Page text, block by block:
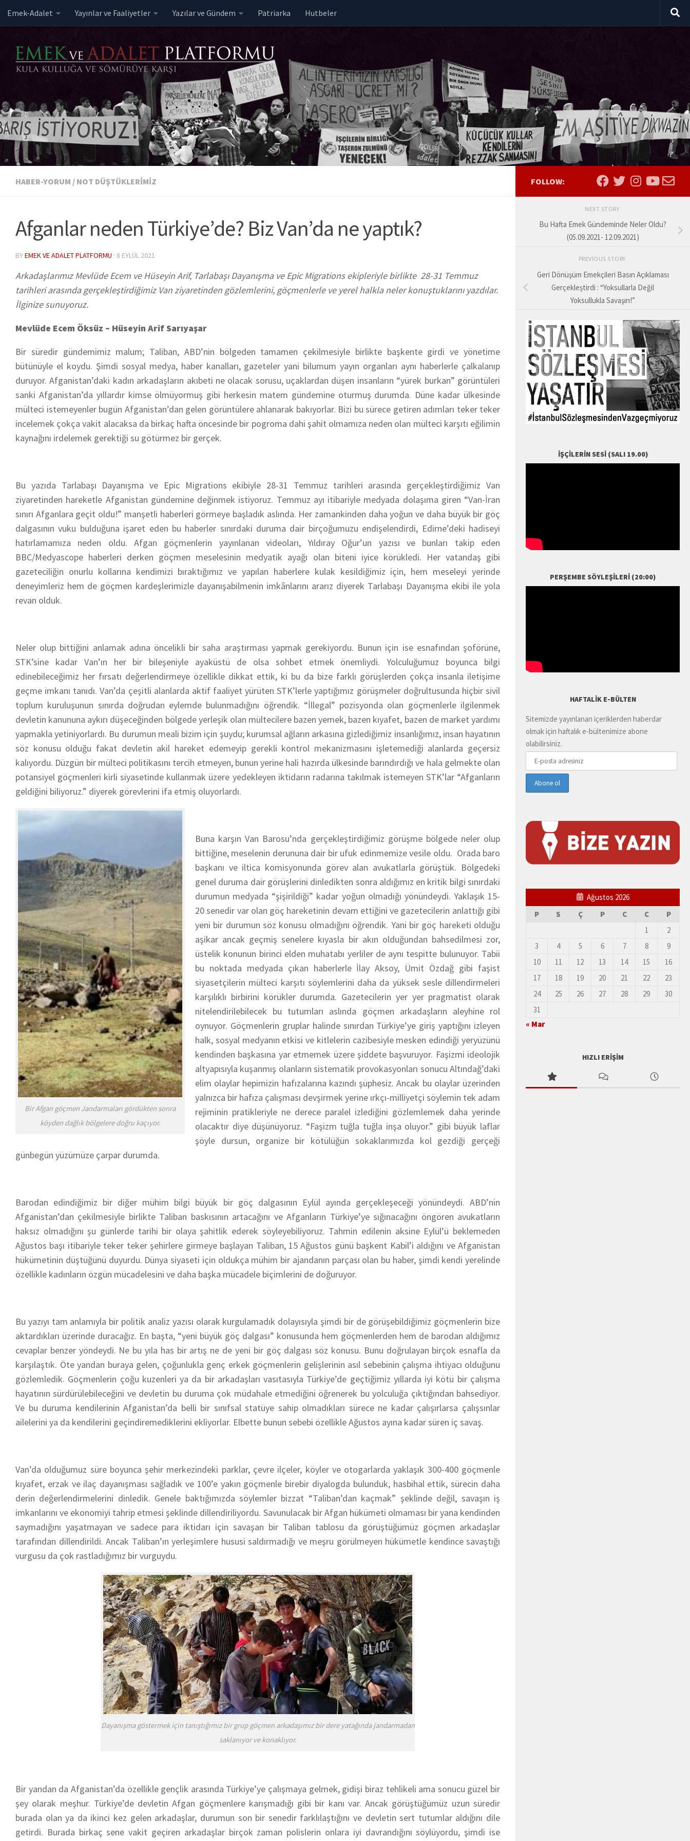
Skip to content
Emek-Adalet Yayınlar ve Faaliyetler Yazılar ve Gündem Patriarka Hutbeler
HABER-YORUM / NOT DÜŞTÜKLERIMIZ
Afganlar neden Türkiye’de? Biz Van’da ne yaptık?
BYEMEK VE ADALET PLATFORMU · 8 EYLÜL 2021
Arkadaşlarımız Mevlüde Ecem ve Hüseyin Arif, Tarlabaşı Dayanışma ve Epic Migrations ekipleriyle birlikte 28-31 Temmuz
tarihleri arasında gerçekleştirdiğimiz Van ziyaretinden gözlemlerini, göçmenlerle ve yerel halkla neler konuştuklarını yazdılar.
İlginize sunuyoruz.
Mevlüde Ecem Öksüz – Hüseyin Arif Sarıyaşar
Bir süredir gündemimiz malum; Taliban, ABD’nin bölgeden tamamen çekilmesiyle birlikte başkente girdi ve yönetime
bütünüyle el koydu. Şimdi sosyal medya, haber kanalları, gazeteler yani bilumum yayın organları aynı haberlerle çalkalanıp
duruyor. Afganistan’daki kadın arkadaşların akıbeti ne olacak sorusu, uçaklardan düşen insanların “yürek burkan” görüntüleri
sanki Afganistan’da yıllardır kimse ölmüyormuş gibi herkesin matem gündemine oturmuş durumda. Düne kadar ülkesinde
mülteci istemeyenler bugün Afganistan’dan gelen görüntülere ahlanarak bakıyorlar. Bizi bu sürece getiren adımları teker teker
incelemek çokça vakit alacaksa da birkaç hafta öncesinde bir pogroma dahi şahit olmamıza neden olan mülteci karşıtı eğilimin
kaynağını irdelemek gerektiği su götürmez bir gerçek.
Bu yazıda Tarlabaşı Dayanışma ve Epic Migrations ekibiyle 28-31 Temmuz tarihleri arasında gerçekleştirdiğimiz Van
ziyaretinden hareketle Afganistan gündemine değinmek istiyoruz. Temmuz ayı itibariyle medyada dolaşıma giren “Van-İran
sınırı Afganlara geçit oldu!” manşetli haberleri görmeye başladık aslında. Her zamankinden daha yoğun ve daha büyük bir göç
dalgasının vuku bulduğuna işaret eden bu haberler sınırdaki duruma dair birçoğumuzu endişelendirdi, Edirne’deki hadiseyi
hatırlamamıza neden oldu. Afgan göçmenlerin yayınlanan videoları, Yıldıray Oğur’un yazısı ve bunları takip eden
BBC/Medyascope haberleri derken göçmen meselesinin medyatik ayağı olan biteni iyice körükledi. Her vatandaş gibi
gazeteciliğin onurlu kollarına kendimizi bıraktığımız ve yapılan haberlere kulak kesildiğimiz için, hem meseleyi yerinde
deneyimleriz hem de göçmen kardeşlerimizle dayanışabilmenin imkânlarını ararız diyerek Tarlabaşı Dayanışma ekibi ile yola
revan olduk.
Neler olup bittiğini anlamak adına öncelikli bir saha araştırması yapmak gerekiyordu. Bunun için ise esnafından şoförüne,
STK’sine kadar Van’ın her bir bileşeniyle ayaküstü de olsa sohbet etmek önemliydi. Yolculuğumuz boyunca bilgi
edinebileceğimiz her fırsatı değerlendirmeye özellikle dikkat ettik, ki bu da bize farklı görüşlerden çokça insanla iletişime
geçme imkanı tanıdı. Van’da çeşitli alanlarda aktif faaliyet yürüten STK’lerle yaptığımız görüşmeler doğrultusunda hiçbir sivil
toplum kuruluşunun sınırda doğrudan eylemde bulunmadığını öğrendik. “İllegal” pozisyonda olan göçmenlerle ilgilenmek
devletin kanununa aykırı düşeceğinden bölgede yerleşik olan mültecilere bazen yemek, bazen kıyafet, bazen de market yardımı
yapmakla yetiniyorlardı. Bu durumun meali bizim için şuydu; kurumsal ağların arkasına gizlediğimiz insanlığımız, insan hayatının
söz konusu olduğu fakat devletin akil hareket edemeyip gerekli kontrol mekanizmasını işletemediği alanlarda geçersiz
kalıyordu. Düzgün bir mülteci politikasını tercih etmeyen, bunun yerine hali hazırda ülkesinde barındırdığı ve hala gelmekte olan
potansiyel göçmenleri kirli siyasetinde kullanmak üzere yedekleyen iktidarın radarına takılmak istemeyen STK’lar “Afganların
geldiğini biliyoruz.” diyerek görevlerini ifa etmiş oluyorlardı.
Bir Afgan göçmen Jandarmaları gördükten sonra
köyden dağlık bölgelere doğru kaçıyor.
Buna karşın Van Barosu’nda gerçekleştirdiğimiz görüşme bölgede neler olup
bittiğine, meselenin derununa dair bir ufuk edinmemize vesile oldu. Orada baro
başkanı ve iltica komisyonunda görev alan avukatlarla görüştük. Bölgedeki
genel duruma dair görüşlerini dinledikten sonra aldığımız en kritik bilgi sınırdaki
durumun medyada “şişirildiği” kadar yoğun olmadığı yönündeydi. Yaklaşık 15-
20 senedir var olan göç hareketinin devam ettiğini ve gazetecilerin anlattığı gibi
yeni bir durumun söz konusu olmadığını öğrendik. Yani bir göç hareketi olduğu
aşikar ancak geçmiş senelere kıyasla bir akın olduğundan bahsedilmesi zor,
üstelik konunun birinci elden muhatabı yerliler de aynı tespitte bulunuyor. Tabii
bu noktada medyada çıkan haberlerle İlay Aksoy, Ümit Özdağ gibi faşist
siyasetçilerin mülteci karşıtı söylemlerini daha da yüksek sesle dillendirmeleri
karşılıklı birbirini körükler durumda. Gazetecilerin yer yer pragmatist olarak
nitelendirilebilecek bu tutumları aslında göçmen arkadaşların aleyhine rol
oynuyor. Göçmenlerin gruplar halinde sınırdan Türkiye’ye giriş yaptığını izleyen
halk, sosyal medyanın etkisi ve kitlelerin cazibesiyle mesken edindiği yeryüzünü
kendinden başkasına yar etmemek üzere şiddete başvuruyor. Faşizmi ideolojik
altyapısıyla kuşanmış olanların sistematik provokasyonları sonucu Altındağ’daki
elim olaylar hepimizin hafızalarına kazındı şüphesiz. Ancak bu olaylar üzerinden
yalnızca bir hafıza çalışması devşirmek yerine ırkçı-milliyetçi söylemin tek adam
rejiminin pratikleriyle ne derece paralel izlediğini gözlemlemek daha yerinde
olacaktır diye düşünüyoruz. “Faşizm tuğla tuğla inşa oluyor.” gibi büyük laflar
şöyle dursun, organize bir kötülüğün sokaklarımızda kol gezdiği gerçeği
günbegün yüzümüze çarpar durumda.
Barodan edindiğimiz bir diğer mühim bilgi büyük bir göç dalgasının Eylül ayında gerçekleşeceği yönündeydi. ABD’nin
Afganistan’dan çekilmesiyle birlikte Taliban baskısının artacağını ve Afganların Türkiye’ye sığınacağını öngören avukatların
haksız olmadığını şu günlerde tarihi bir olaya şahitlik ederek söyleyebiliyoruz. Tahmin edilenin aksine Eylül’ü beklemeden
Ağustos başı itibariyle teker teker şehirlere girmeye başlayan Taliban, 15 Ağustos günü başkent Kabil’i aldığını ve Afganistan
hükümetinin düştüğünü duyurdu. Dünya siyaseti için oldukça mühim bir ajandanın parçası olan bu haber, şimdi kendi yerelinde
özellikle kadınların özgün mücadelesini ve daha başka mücadele biçimlerini de doğuruyor.
Bu yazıyı tam anlamıyla bir politik analiz yazısı olarak kurgulamadık dolayısıyla şimdi bir de görüşebildiğimiz göçmenlerin bize
aktardıkları üzerinde duracağız. En başta, “yeni büyük göç dalgası” konusunda hem göçmenlerden hem de barodan aldığımız
cevaplar benzer yöndeydi. Ne bu yıla has bir artış ne de yeni bir göç dalgası söz konusu. Bunu doğrulayan birçok esnafla da
karşılaştık. Öte yandan buraya gelen, çoğunlukla genç erkek göçmenlerin gelişlerinin asıl sebebinin çalışma ihtiyacı olduğunu
gözlemledik. Göçmenlerin çoğu kuzenleri ya da bir arkadaşları vasıtasıyla Türkiye’de geçtiğimiz yıllarda iyi kötü bir çalışma
hayatının sürdürülebileceğini ve devletin bu duruma çok müdahale etmediğini öğrenerek bu yolculuğa çıktığından bahsediyor.
Ve bu duruma kendilerinin Afganistan’da belli bir sınıfsal statüye sahip olmadıkları sürece ne kadar çalışırlarsa çalışsınlar
ailelerini ya da kendilerini geçindiremediklerini ekliyorlar. Elbette bunun sebebi özellikle Ağustos ayına kadar süren iç savaş.
Van’da olduğumuz süre boyunca şehir merkezindeki parklar, çevre ilçeler, köyler ve otogarlarda yaklaşık 300-400 göçmenle
kıyafet, erzak ve ilaç dayanışması sağladık ve 100’e yakın göçmenle birebir diyalogda bulunduk, hasbihal ettik, sürecin daha
derin değerlendirmelerini dinledik. Genele baktığımızda söylemler bizzat “Taliban’dan kaçmak” şeklinde değil, savaşın iş
imkanlarını ve ekonomiyi tahrip etmesi şeklinde dillendiriliyordu. Savunulacak bir Afgan hükümeti olmaması bir yana kendinden
saymadığını yaşatmayan ve sadece para iktidarı için savaşan bir Taliban tablosu da görüştüğümüz göçmen arkadaşlar
tarafından dillendirildi. Ancak Taliban’ın yerleşimlere hususi saldırmadığı ve meşru görülmeyen hükümetle kendince savaştığı
vurgusu da çok rastladığımız bir vurguydu.
Dayanışma göstermek için tanıştığımız bir grup göçmen arkadaşımız bir dere yatağında jandarmadan
saklanıyor ve konaklıyor.
Bir yandan da Afganistan’da özellikle gençlik arasında Türkiye’ye çalışmaya gelmek, gidişi biraz tehlikeli ama sonucu güzel bir
şey olarak meşhur. Türkiye’de devletin Afgan göçmenlere karışmadığı gibi bir kanı var. Ancak görüştüğümüz uzun süredir
burada olan ya da ikinci kez gelen arkadaşlar, durumun son bir senedir farklılaştığını ve devletin sert tutumlar aldığını dile
getirdi. Burada birkaç sene vakit geçiren arkadaşlar birçok zaman polislerin onlara iyi davrandığını söylüyordu, şimdi ise
FOLLOW:
NEXT STORY
Bu Hafta Emek Gündeminde Neler Oldu?
(05.09.2021- 12.09.2021)
PREVIOUS STORY
Geri Dönüşüm Emekçileri Basın Açıklaması
Gerçekleştirdi : “Yoksullarla Değil
Yoksullukla Savaşın!”
İŞÇILERIN SESI (SALI 19.00)
PERŞEMBE SÖYLEŞILERI (20:00)
HAFTALIK E-BÜLTEN
Sitemizde yayınlanan içeriklerden haberdar
olmak için haftalık e-bültenimize abone
olabilirsiniz.
Ağustos 2026
P
S Ç P C C
P
1
2
3
4 5 6 7 8
9
10
11 12 13 14 15
16
17
18 19 20 21 22
23
24
25 26 27 28 29
30
31
« Mar
HIZLI ERIŞIM